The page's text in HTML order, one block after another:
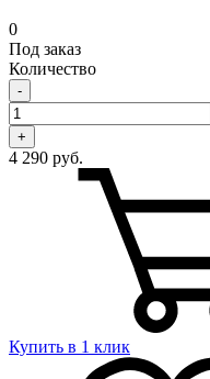
0
Под заказ
Количество
-
+
4 290 руб.
Купить в 1 клик